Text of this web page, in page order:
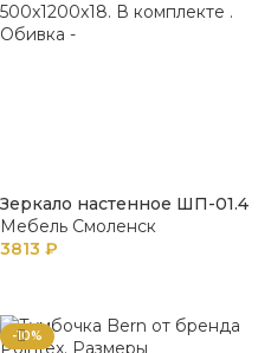
Зеркало настенное ШП-01.4
Мебель Смоленск
3813 ₽
-10%